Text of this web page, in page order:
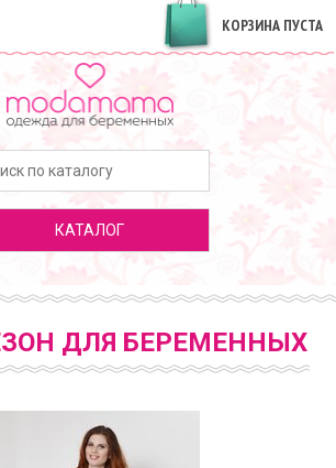
КОРЗИНА ПУСТА
КАТАЛОГ
ДЛЯ БЕРЕМЕННЫХ